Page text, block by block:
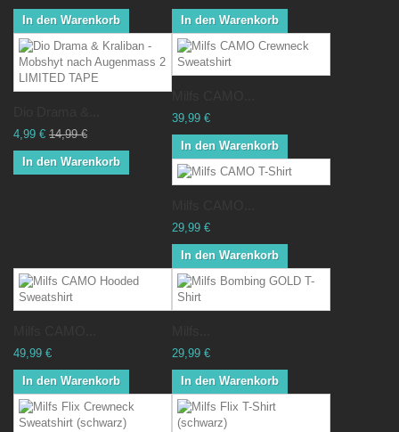
In den Warenkorb In den Warenkorb
4,99 € 14,99 €
In den Warenkorb
39,99 €
In den Warenkorb
29,99 €
In den Warenkorb
49,99 €
In den Warenkorb
29,99 €
In den Warenkorb